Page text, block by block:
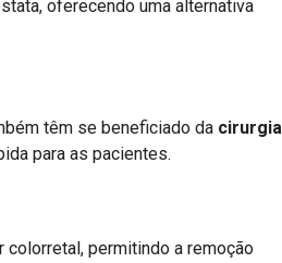
oferecendo uma alternativa
têm se beneficiado da cirurgia
para as pacientes.
permitindo a remoção